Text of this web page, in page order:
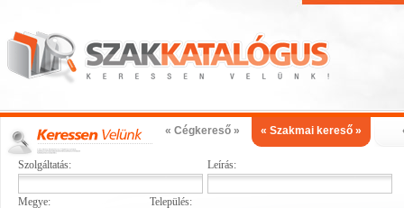
« Cégkereső » « Szakmai kereső »
Szolgáltatás: Leírás:
Megye: Település: